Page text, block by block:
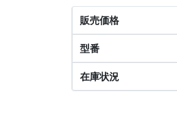
販売価格
型番
在庫状況